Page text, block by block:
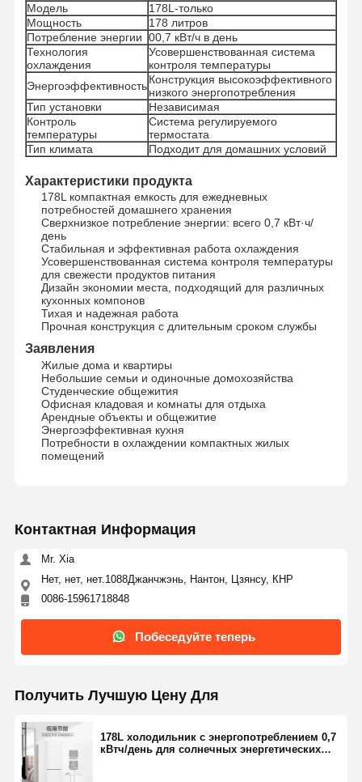
Главная
Страница
Продукция
Фабрика
Система солнечной энергии Pv
Система хранения энергии
Тепловой насос PVT
Бытовая техника
Декоративные лампы
Система возобновляющей энергии
Модель
178L-только
Мощность
178 литров
Потребление энергии 00,7 кВт/ч в день
Технология
охлаждения
Усовершенствованная система
контроля температуры
ЭнергоэффективностьКонструкция высокоэффективного
низкого энергопотребления
Тип установки
Независимая
Контроль
температуры
Система регулируемого
термостата
Тип климата
Подходит для домашних условий
Характеристики продукта
178L компактная емкость для ежедневных
потребностей домашнего хранения
Сверхнизкое потребление энергии: всего 0,7 кВт·ч/
день
Стабильная и эффективная работа охлаждения
Усовершенствованная система контроля температуры
для свежести продуктов питания
Дизайн экономии места, подходящий для различных
кухонных компонов
Тихая и надежная работа
Прочная конструкция с длительным сроком службы
Заявления
Жилые дома и квартиры
Небольшие семьи и одиночные домохозяйства
Студенческие общежития
Офисная кладовая и комнаты для отдыха
Арендные объекты и общежитие
Энергоэффективная кухня
Потребности в охлаждении компактных жилых
помещений
Контактная Информация
Mr. Xia
Нет, нет, нет.1088Джанчжэнь, Нантон, Цзянсу, КНР
0086-15961718848
Побеседуйте теперь
Получить Лучшую Цену Для
178L холодильник с энергопотреблением 0,7
кВтч/день для солнечных энергетических